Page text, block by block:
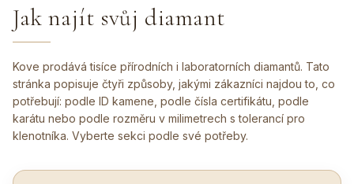
Jak najít svůj diamant
Kove prodává tisíce přírodních i laboratorních diamantů. Tato
stránka popisuje čtyři způsoby, jakými zákazníci najdou to, co
potřebují: podle ID kamene, podle čísla certifikátu, podle
karátu nebo podle rozměru v milimetrech s tolerancí pro
klenotníka. Vyberte sekci podle své potřeby.